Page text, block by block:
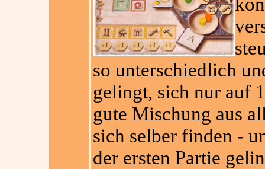
so unterschiedlich
gelingt, sich nur auf
gute Mischung aus
sich selber finden -
der ersten Partie